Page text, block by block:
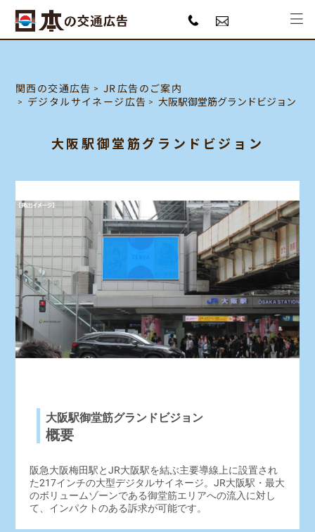
関西の交通広告 JR広告のご案内
デジタルサイネージ広告 大阪駅御堂筋グランドビジョン
大阪駅御堂筋グランドビジョン
大阪駅御堂筋グランドビジョン
概要
阪急大阪梅田駅とJR大阪駅を結ぶ主要導線上に設置され
た217インチの大型デジタルサイネージ。JR大阪駅・最大
のボリュームゾーンである御堂筋エリアへの流入に対し
て、インパクトのある訴求が可能です。